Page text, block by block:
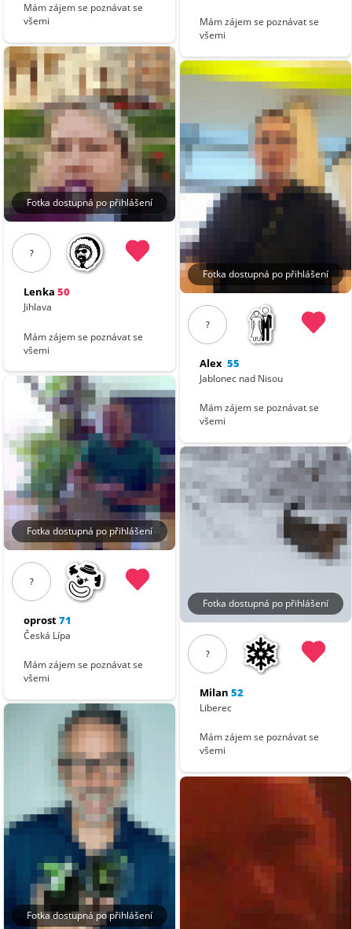
Mám zájem se poznávat se
všemi
Fotka dostupná po přihlášení
?
Lenka 50
Jihlava
Mám zájem se poznávat se
všemi
Fotka dostupná po přihlášení
?
oprost71
Česká Lípa
Mám zájem se poznávat se
všemi
Fotka dostupná po přihlášení
Mám zájem se poznávat se
všemi
Fotka dostupná po přihlášení
?
Alex 55
Jablonec nad Nisou
Mám zájem se poznávat se
všemi
Fotka dostupná po přihlášení
?
Milan 52
Liberec
Mám zájem se poznávat se
všemi